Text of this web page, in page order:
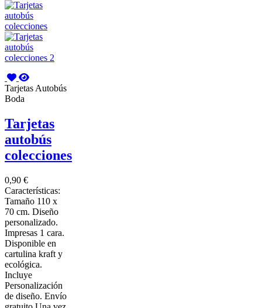
Tarjetas Autobús
Boda
Tarjetas
autobús
colecciones
0,90 €
Características:
Tamaño 110 x
70 cm. Diseño
personalizado.
Impresas 1 cara.
Disponible en
cartulina kraft y
ecológica.
Incluye
Personalización
de diseño. Envío